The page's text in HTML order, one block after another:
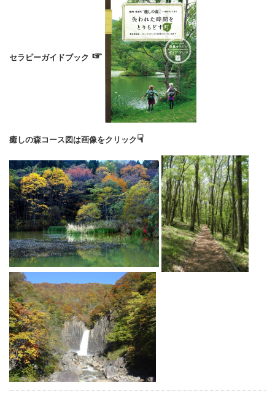
セラピーガイドブック ☞
癒しの森コース図は画像をクリック☟